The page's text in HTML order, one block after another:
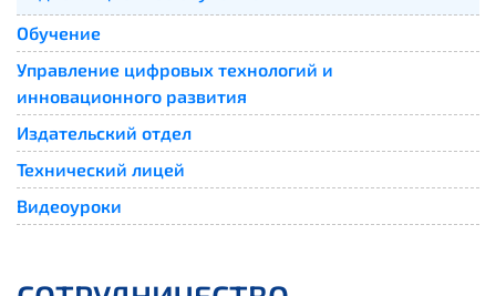
Обучение
Управление цифровых технологий и
инновационного развития
Издательский отдел
Технический лицей
Видеоуроки